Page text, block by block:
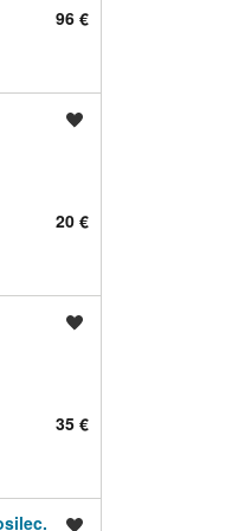
96 €
20 €
35 €